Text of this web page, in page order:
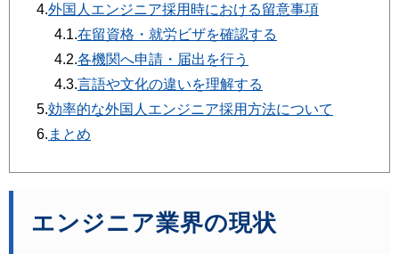
4.外国人エンジニア採用時における留意事項
4.1.在留資格・就労ビザを確認する
4.2.各機関へ申請・届出を行う
4.3.言語や文化の違いを理解する
5.効率的な外国人エンジニア採用方法について
6. まとめ
エンジニア業界の現状